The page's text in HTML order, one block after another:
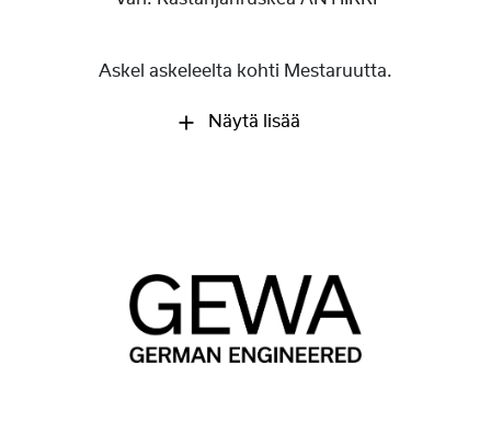
Askel askeleelta kohti Mestaruutta.
Näytä lisää